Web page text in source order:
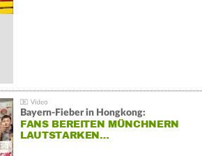
Bayern-Fieber in Hongkong:
FANS BEREITEN MÜNCHNERN
LAUTSTARKEN…